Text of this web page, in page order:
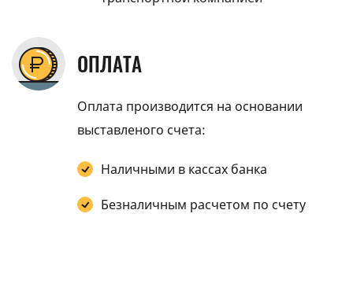
ОПЛАТА
Оплата производится на основании
выставленого счета:
Наличными в кассах банка
Безналичным расчетом по счету